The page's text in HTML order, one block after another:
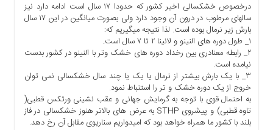
درباره
درخصوص خشکسالی اخیر کشور که حدودا ۱۷ سال است ادامه دارد نیز
سالهای مرطوب در درون آن وجود دارد ولی بصورت میانگین در این ۱۷ سال
بارش زیر نرمال بوده است. لذا نتیجه میگیریم که:
۱_ طول دوره های النینو و لانینا ۲ تا ۷ سال است.
۲_ رابطه معنادری بین رخداد دوره های خشک وتر با النینو در کشور بدست
نیامده است.
۳_ با یک بارش بیشتر از نرمال یا یک یا چند سال خشکسالی نمی توان
خروج از یک دوره خشک و تر را استنباط نمود.
به احتمال قوی با توجه به گرمایش جهانی و عقب نشینی ورتکس قطبی(
تاوه قطبی) و پیشروی STHP به عرض های بالاتر هنوز خشکسالی در فاز
بلند با کشور ما همراه خواهد بود که امیدواریم سناریوی مقابل آن رخ دهد.